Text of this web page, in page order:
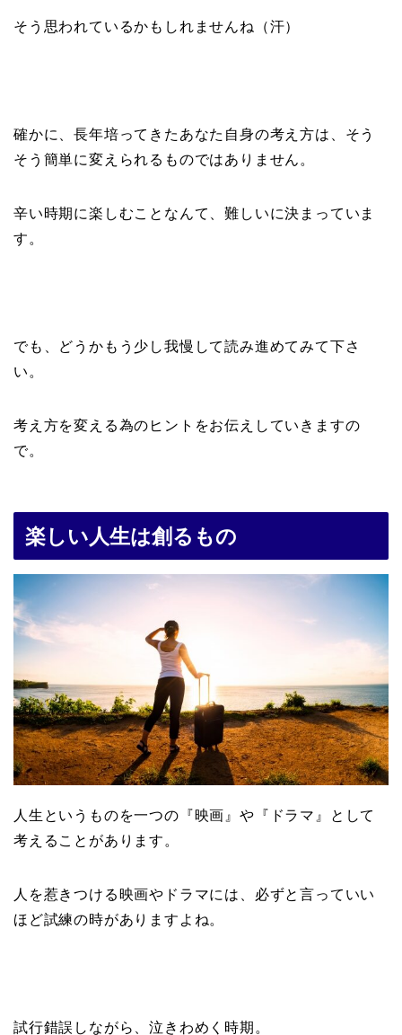
そう思われているかもしれませんね（汗）
確かに、長年培ってきたあなた自身の考え方は、そう
そう簡単に変えられるものではありません。
辛い時期に楽しむことなんて、難しいに決まっていま
す。
でも、どうかもう少し我慢して読み進めてみて下さ
い。
考え方を変える為のヒントをお伝えしていきますの
で。
楽しい人生は創るもの
人生というものを一つの『映画』や『ドラマ』として
考えることがあります。
人を惹きつける映画やドラマには、必ずと言っていい
ほど試練の時がありますよね。
試行錯誤しながら、泣きわめく時期。